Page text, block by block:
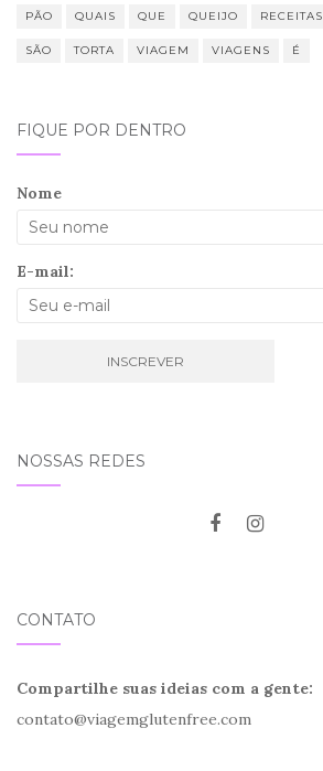
PÃO QUAIS QUE QUEIJO RECEITAS
SÃO TORTA VIAGEM VIAGENS É
FIQUE POR DENTRO
Nome
E-mail:
NOSSAS REDES
CONTATO
Compartilhe suas ideias com a gente:
contato@viagemglutenfree.com